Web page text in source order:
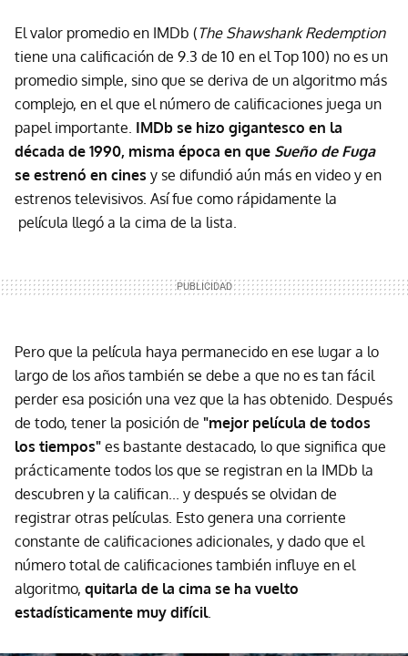
El valor promedio en IMDb (The Shawshank Redemption
tiene una calificación de 9.3 de 10 en el Top 100) no es un
promedio simple, sino que se deriva de un algoritmo más
complejo, en el que el número de calificaciones juega un
papel importante. IMDb se hizo gigantesco en la
década de 1990, misma época en que Sueño de Fuga
se estrenó en cines y se difundió aún más en video y en
estrenos televisivos. Así fue como rápidamente la
película llegó a la cima de la lista.
Pero que la película haya permanecido en ese lugar a lo
largo de los años también se debe a que no es tan fácil
perder esa posición una vez que la has obtenido. Después
de todo, tener la posición de "mejor película de todos
los tiempos" es bastante destacado, lo que significa que
prácticamente todos los que se registran en la IMDb la
descubren y la califican... y después se olvidan de
registrar otras películas. Esto genera una corriente
constante de calificaciones adicionales, y dado que el
número total de calificaciones también influye en el
algoritmo, quitarla de la cima se ha vuelto
estadísticamente muy difícil.